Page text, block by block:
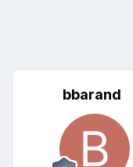
bbarand